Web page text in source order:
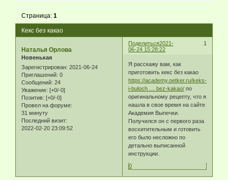
Кекс без какао
Страница:1
Поделиться 1
2021-
06-24 15:28:22
Наталья Орлова
Новенькая
Зарегистрирован: 2021-06-24
Приглашений: 0
Сообщений: 24
Уважение: [+0/-0]
Позитив: [+0/-0]
Провел на форуме:
31 минуту
Последний визит:
2022-02-20 23:09:52
Я расскажу вам, как
приготовить кекс без какао
https://academy.oetker.ru/keks-
i-buloch … bez-kakao/ по
оригинальному рецепту, что я
нашла в свое время на сайте
Академия Выпечки.
Получился он с первого раза
восхитительным и готовить
его было несложно по
детально выписанной
инструкции.
0